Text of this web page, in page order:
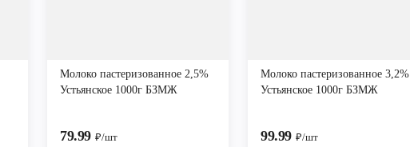
Молоко пастеризованное 2,5%
Устьянское 1000г БЗМЖ
79.99 ₽/шт
Молоко пастеризованное 3,2%
Устьянское 1000г БЗМЖ
99.99 ₽/шт